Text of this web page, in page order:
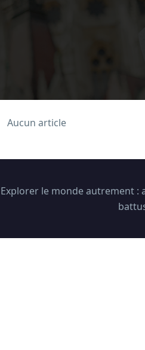
Aucun article
Explorer le monde autrement :